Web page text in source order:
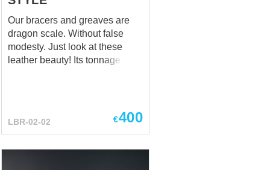
Our bracers and greaves are
dragon scale. Without false
modesty. Just look at these
leather beauty! Its tonnage is as
is more beautiful than steel
shining, its’ owner is as cool as
base of unique fantasy even
LBR-02-02 €400